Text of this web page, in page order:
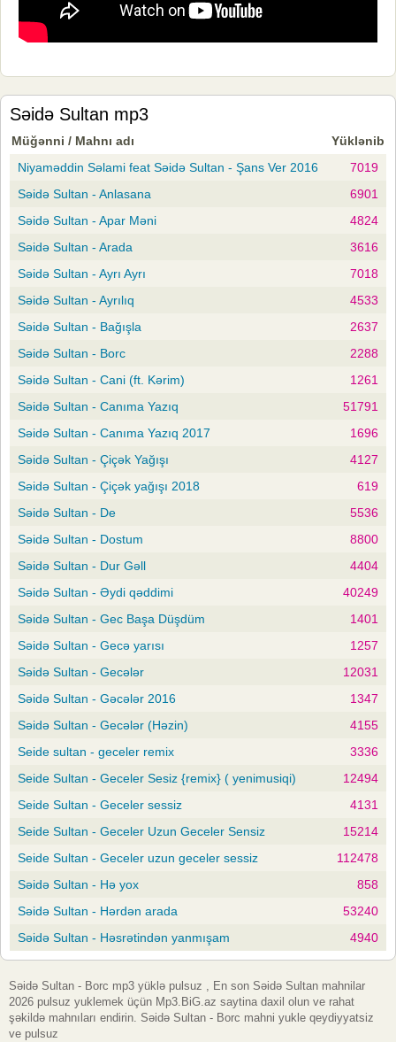
Səidə Sultan mp3
Müğənni / Mahnı adı
Yüklənib
Niyaməddin Səlami feat Səidə Sultan - Şans Ver 2016
7019
Səidə Sultan - Anlasana
6901
Səidə Sultan - Apar Məni
4824
Səidə Sultan - Arada
3616
Səidə Sultan - Ayrı Ayrı
7018
Səidə Sultan - Ayrılıq
4533
Səidə Sultan - Bağışla
2637
Səidə Sultan - Borc
2288
Səidə Sultan - Cani (ft. Kərim)
1261
Səidə Sultan - Canıma Yazıq
51791
Səidə Sultan - Canıma Yazıq 2017
1696
Səidə Sultan - Çiçək Yağışı
4127
Səidə Sultan - Çiçək yağışı 2018
619
Səidə Sultan - De
5536
Səidə Sultan - Dostum
8800
Səidə Sultan - Dur Gəll
4404
Səidə Sultan - Əydi qəddimi
40249
Səidə Sultan - Gec Başa Düşdüm
1401
Səidə Sultan - Gecə yarısı
1257
Səidə Sultan - Gecələr
12031
Səidə Sultan - Gəcələr 2016
1347
Səidə Sultan - Gecələr (Həzin)
4155
Seide sultan - geceler remix
3336
Seide Sultan - Geceler Sesiz {remix} ( yenimusiqi)
12494
Seide Sultan - Geceler sessiz
4131
Seide Sultan - Geceler Uzun Geceler Sensiz
15214
Seide Sultan - Geceler uzun geceler sessiz
112478
Səidə Sultan - Hə yox
858
Səidə Sultan - Hərdən arada
53240
Səidə Sultan - Həsrətindən yanmışam
4940
Səidə Sultan - Borc mp3 yüklə pulsuz , En son Səidə Sultan mahnilar
2026 pulsuz yuklemek üçün Mp3.BiG.az saytina daxil olun ve rahat
şəkildə mahnıları endirin. Səidə Sultan - Borc mahni yukle qeydiyyatsiz
ve pulsuz